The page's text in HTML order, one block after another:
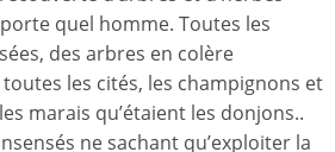
quel homme. Toutes les
des arbres en colère
les cités, les champignons et
marais qu’étaient les donjons..
ne sachant qu’exploiter la